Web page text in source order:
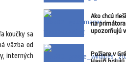
koučky sa
väzba od
interných
Ako chcú
na
upozorňujú
Požiare v